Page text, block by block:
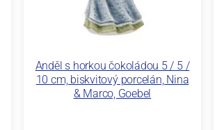
Anděl s horkou čokoládou 5 / 5 /
10 cm, biskvitový porcelán, Nina
& Marco, Goebel